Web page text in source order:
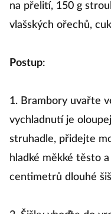
na přelití, 150 g
vlašských ořechů,
Postup:
1. Brambory uvařte
vychladnutí je
struhadle, přidejte
hladké měkké těsto
centimetrů dlouhé